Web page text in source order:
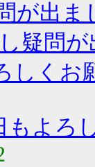
が出ま
疑問
しくお
もよろ